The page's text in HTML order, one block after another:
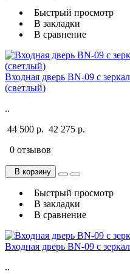
Быстрый просмотр
В закладки
В сравнение
Входная дверь BN-09 с
(светлый)
..
44 500 р. 42 275 р.
0 отзывов
В корзину
Быстрый просмотр
В закладки
В сравнение
Входная дверь BN-09 с
..